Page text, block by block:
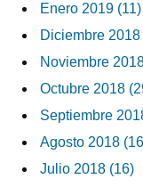
Enero 2019 (11)
Diciembre 2018
Noviembre
Octubre 2018
Septiembre
Agosto 2018
Julio 2018 (16)